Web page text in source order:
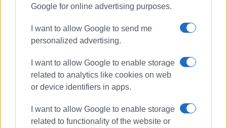
Google for online advertising purposes.
I want to allow Google to send me
personalized advertising.
I want to allow Google to enable storage
related to analytics like cookies on web
or device identifiers in apps.
I want to allow Google to enable storage
related to functionality of the website or